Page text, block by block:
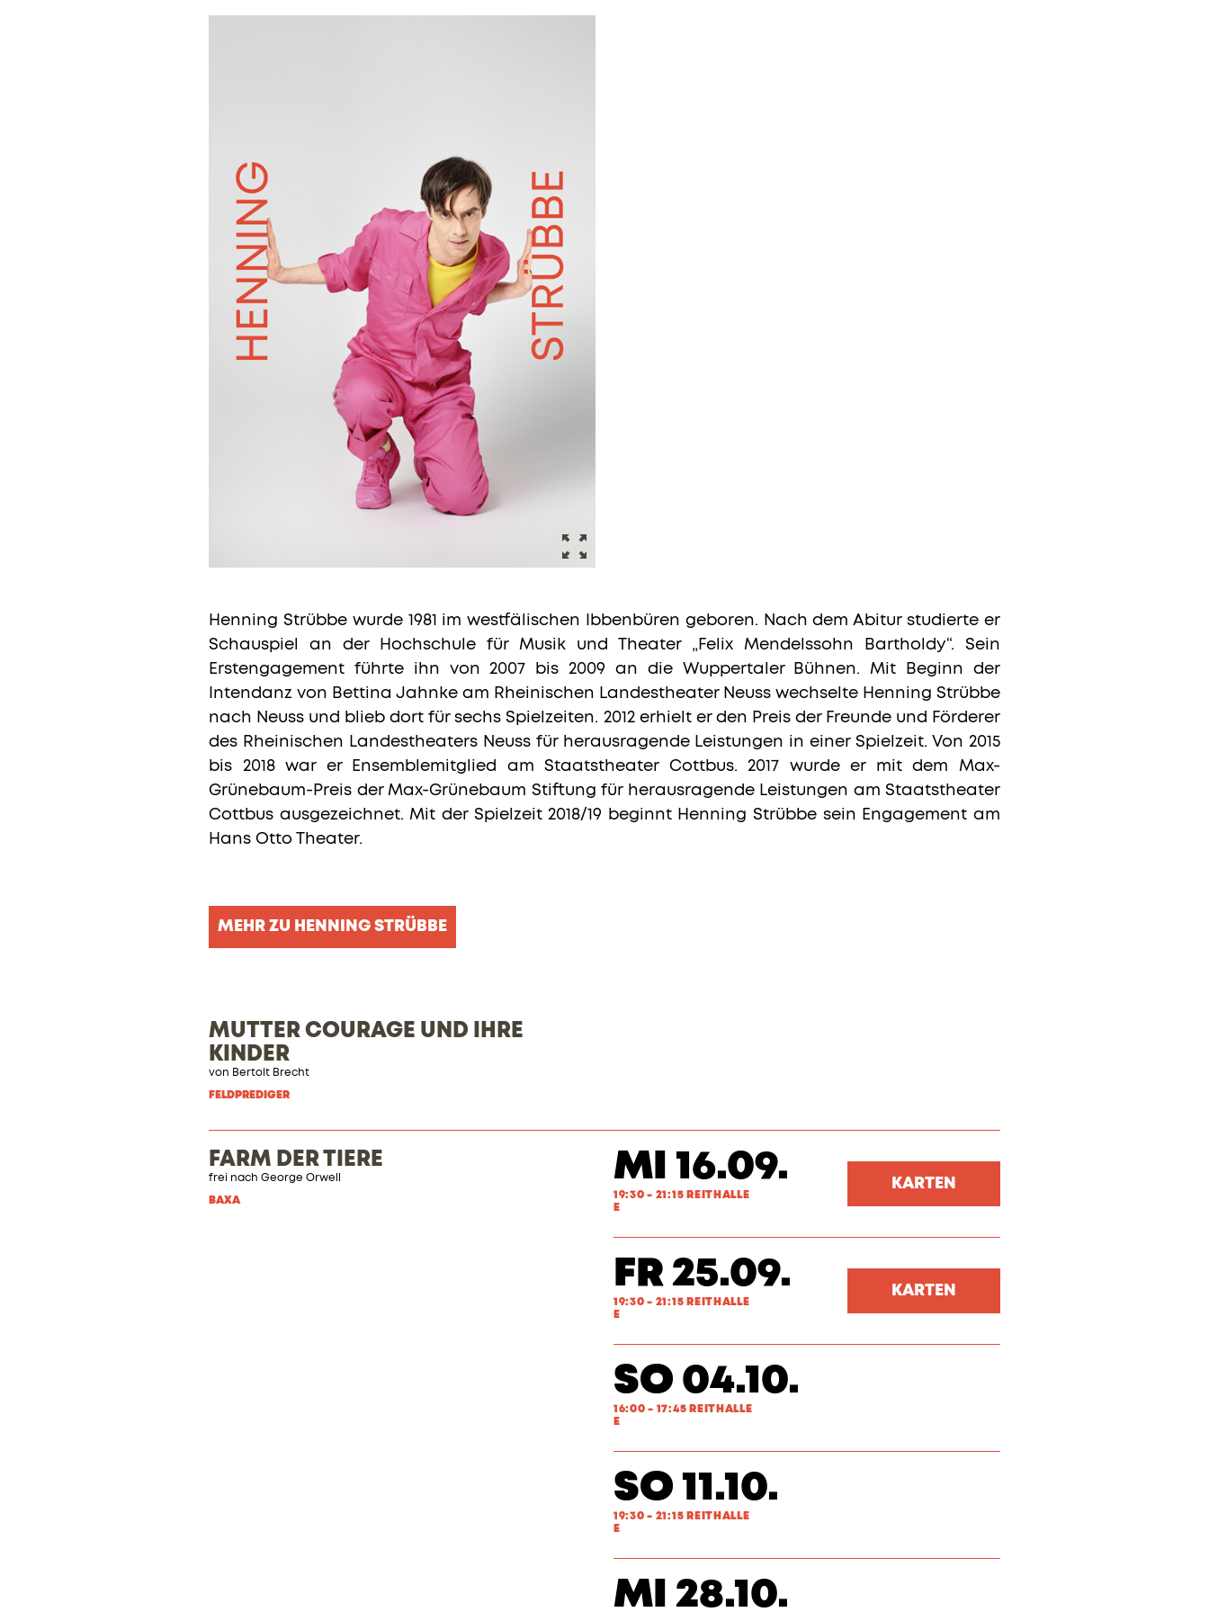
Henning Strübbe wurde 1981 im westfälischen Ibbenbüren geboren. Nach dem Abitur studierte er
Schauspiel an der Hochschule für Musik und Theater „Felix Mendelssohn Bartholdy“. Sein
Erstengagement führte ihn von 2007 bis 2009 an die Wuppertaler Bühnen. Mit Beginn der
Intendanz von Bettina Jahnke am Rheinischen Landestheater Neuss wechselte Henning Strübbe
nach Neuss und blieb dort für sechs Spielzeiten. 2012 erhielt er den Preis der Freunde und Förderer
des Rheinischen Landestheaters Neuss für herausragende Leistungen in einer Spielzeit. Von 2015
bis 2018 war er Ensemblemitglied am Staatstheater Cottbus. 2017 wurde er mit dem Max-
Grünebaum-Preis der Max-Grünebaum Stiftung für herausragende Leistungen am Staatstheater
Cottbus ausgezeichnet. Mit der Spielzeit 2018/19 beginnt Henning Strübbe sein Engagement am
Hans Otto Theater.
MEHR ZU HENNING STRÜBBE
MUTTER COURAGE UND IHRE
KINDER
von Bertolt Brecht
FELDPREDIGER
FARM DER TIERE
frei nach George Orwell
BAXA
MI 16.09.
19:30 - 21:15 REITHALLE
E
KARTEN
FR 25.09.
19:30 - 21:15 REITHALLE
E
KARTEN
SO 04.10.
16:00 - 17:45 REITHALLE
E
SO 11.10.
19:30 - 21:15 REITHALLE
E
MI 28.10.